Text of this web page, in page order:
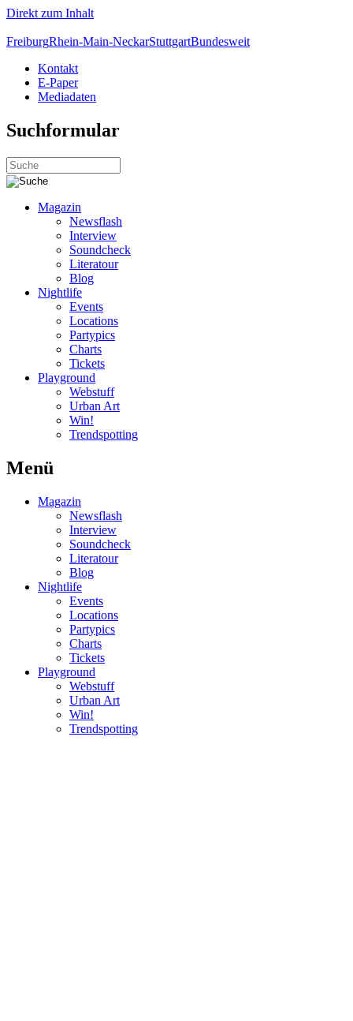
Direkt zum Inhalt
FreiburgRhein-Main-NeckarStuttgartBundesweit
Kontakt
E-Paper
Mediadaten
Suchformular
Magazin
Newsflash
Interview
Soundcheck
Literatour
Blog
Nightlife
Events
Locations
Partypics
Charts
Tickets
Playground
Webstuff
Urban Art
Win!
Trendspotting
Menü
Magazin
Newsflash
Interview
Soundcheck
Literatour
Blog
Nightlife
Events
Locations
Partypics
Charts
Tickets
Playground
Webstuff
Urban Art
Win!
Trendspotting